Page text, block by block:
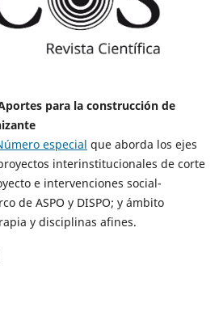
para la construcción de
especial que aborda los ejes
interinstitucionales de corte
e intervenciones social-
de ASPO y DISPO; y ámbito
y disciplinas afines.